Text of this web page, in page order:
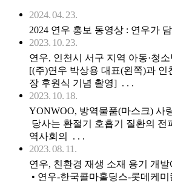
2024. 04. 23.
2024 연우 홍보 동영상 : 연우가
2023. 10. 23.
연우, 인천시 서구 지역 아동·청소
[(주)연우 박상용 대표(왼쪽)과 인
장 후원식 기념 촬영] . . .
2023. 10. 18.
YONWOO, 방역물품(마스크) 사
당사는 환절기 호흡기 질환의 전
역사회의 . . .
2023. 08. 11.
연우, 친환경 재생 소재 용기 개발
• 연우-한국콜마홀딩스-롯데케